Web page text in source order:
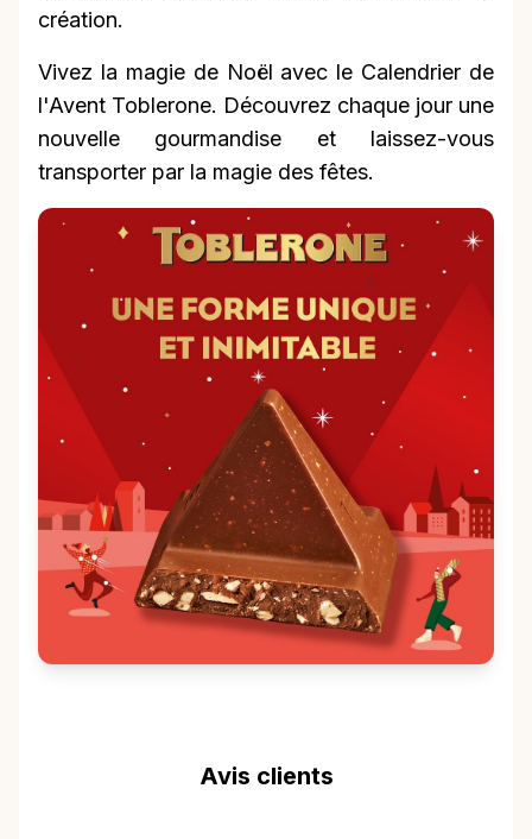
création.
Vivez la magie de Noël avec le Calendrier de
l'Avent Toblerone. Découvrez chaque jour une
nouvelle gourmandise et laissez-vous
transporter par la magie des fêtes.
Avis clients